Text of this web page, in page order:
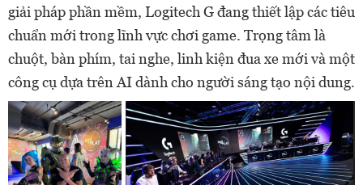
giải pháp phần mềm, Logitech G đang thiết lập các tiêu
chuẩn mới trong lĩnh vực chơi game. Trọng tâm là
chuột, bàn phím, tai nghe, linh kiện đua xe mới và một
công cụ dựa trên AI dành cho người sáng tạo nội dung.